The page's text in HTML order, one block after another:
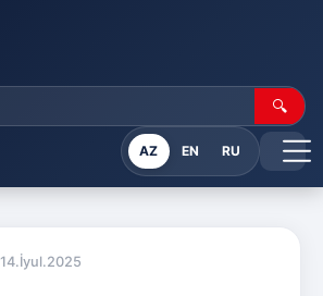
🔍
AZ EN RU
14.İyul.2025